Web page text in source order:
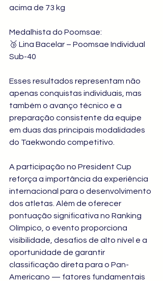
acima de 73 kg
Medalhista do Poomsae:
🥉 Lina Bacelar – Poomsae Individual
Sub-40
Esses resultados representam não
apenas conquistas individuais, mas
também o avanço técnico e a
preparação consistente da equipe
em duas das principais modalidades
do Taekwondo competitivo.
A participação no President Cup
reforça a importância da experiência
internacional para o desenvolvimento
dos atletas. Além de oferecer
pontuação significativa no Ranking
Olímpico, o evento proporciona
visibilidade, desafios de alto nível e a
oportunidade de garantir
classificação direta para o Pan-
Americano — fatores fundamentais